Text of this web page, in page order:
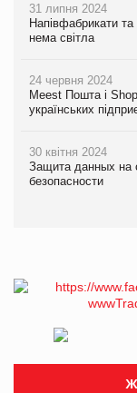
31 липня 2024
Напівфабрикати та
нема світла
24 червня 2024
Meest Пошта і
українських
30 квітня 2024
Защита данных на
безопасности